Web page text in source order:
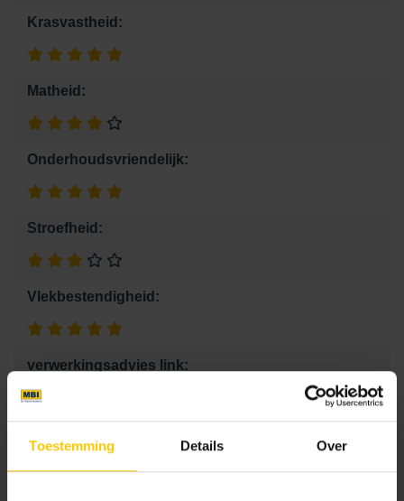
Toestemming Details Over
Krasvastheid:
Matheid:
Onderhoudsvriendelijk:
Stroefheid:
Vlekbestendigheid:
verwerkingsadvies link:
Advies voor je tuin
keramische tuintegels leggen
Keramische verwerking Verwerkingsadvies voor
keramiek Tegeldragers